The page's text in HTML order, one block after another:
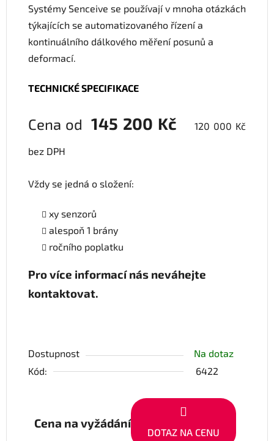
Systémy Senceive se používají v mnoha otázkách
týkajících se automatizovaného řízení a
kontinuálního dálkového měření posunů a
deformací.
TECHNICKÉ SPECIFIKACE
Cena od145 200 Kč 120 000 Kč
bez DPH
Vždy se jedná o složení:
xy senzorů
alespoň 1 brány
ročního poplatku
Pro více informací nás neváhejte
kontaktovat.
Dostupnost
Na dotaz
Kód:
6422
Cena na vyžádání
DOTAZ NA CENU